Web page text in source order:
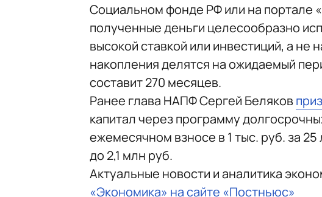
Социальном фонде РФ или на портале
полученные деньги целесообразно
высокой ставкой или инвестиций, а
накопления делятся на ожидаемый
составит 270 месяцев.
Ранее глава НАПФ Сергей Беляков
капитал через программу
ежемесячном взносе в 1 тыс. руб. за
до 2,1 млн руб.
Актуальные новости и аналитика
«Экономика» на сайте «Постньюс»